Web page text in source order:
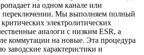
на одном канале или
переключении. Мы выполняем полный
электролитических
аналоги с низким ESR, а
коммутации на новые. Эта процедура
заводские характеристики и